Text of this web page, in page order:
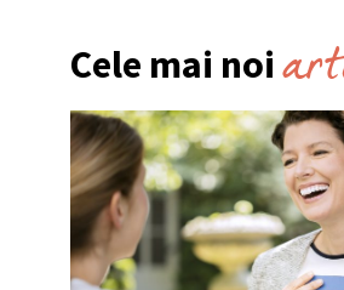
Cele mai noi